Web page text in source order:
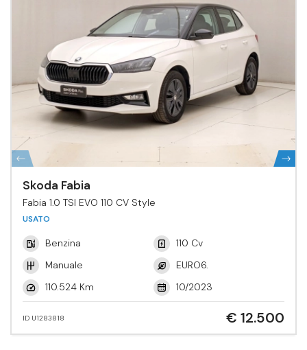
Skoda Fabia
Fabia 1.0 TSI EVO 110 CV Style
USATO
Benzina
110 Cv
Manuale
EURO6.
110.524 Km
10/2023
ID U1283818 € 12.500